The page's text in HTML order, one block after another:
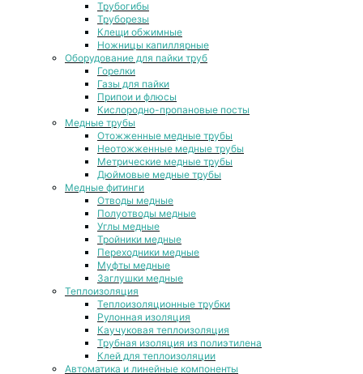
Трубогибы
Труборезы
Клещи обжимные
Ножницы капиллярные
Оборудование для пайки труб
Горелки
Газы для пайки
Припои и флюсы
Кислородно-пропановые посты
Медные трубы
Отожженные медные трубы
Неотожженные медные трубы
Метрические медные трубы
Дюймовые медные трубы
Медные фитинги
Отводы медные
Полуотводы медные
Углы медные
Тройники медные
Переходники медные
Муфты медные
Заглушки медные
Теплоизоляция
Теплоизоляционные трубки
Рулонная изоляция
Каучуковая теплоизоляция
Трубная изоляция из полиэтилена
Клей для теплоизоляции
Автоматика и линейные компоненты